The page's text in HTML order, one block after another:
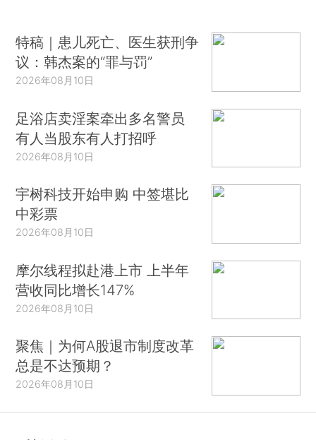
特稿｜患儿死亡、医生获刑争
议：韩杰案的“罪与罚”
2026年08月10日
足浴店卖淫案牵出多名警员
有人当股东有人打招呼
2026年08月10日
宇树科技开始申购 中签堪比
中彩票
2026年08月10日
摩尔线程拟赴港上市 上半年
营收同比增长147%
2026年08月10日
聚焦｜为何A股退市制度改革
总是不达预期？
2026年08月10日